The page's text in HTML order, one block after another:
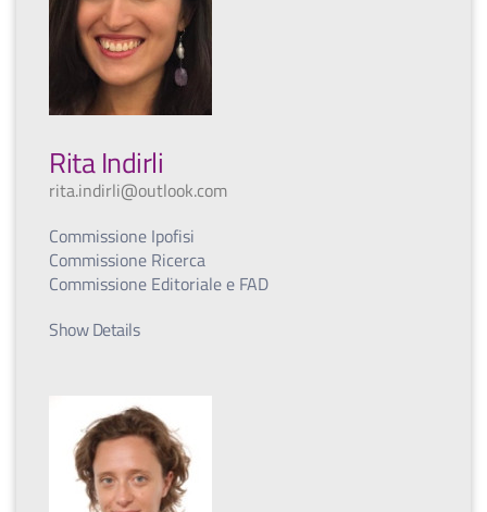
Rita Indirli
rita.indirli@outlook.com
Commissione Ipofisi
Commissione Ricerca
Commissione Editoriale e FAD
Show Details